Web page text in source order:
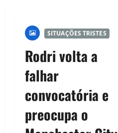
SITUAÇÕES TRISTES
Rodri volta a
falhar
convocatória e
preocupa o